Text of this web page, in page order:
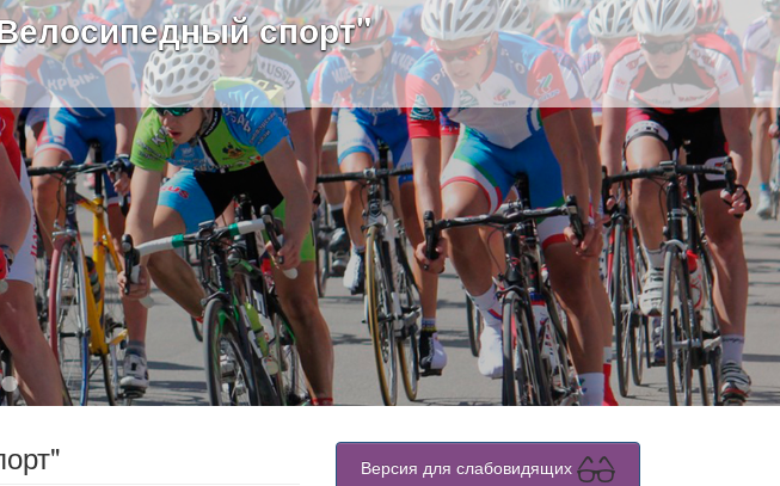
спорт"
Версия для слабовидящих